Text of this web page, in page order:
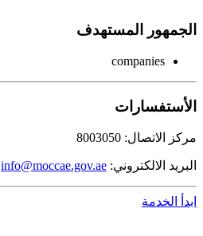
الجمهور المستهدف
companies
الأستفسارات
مركز الاتصال: 8003050
البريد الالكتروني: info@moccae.gov.ae
ابدأ الخدمة